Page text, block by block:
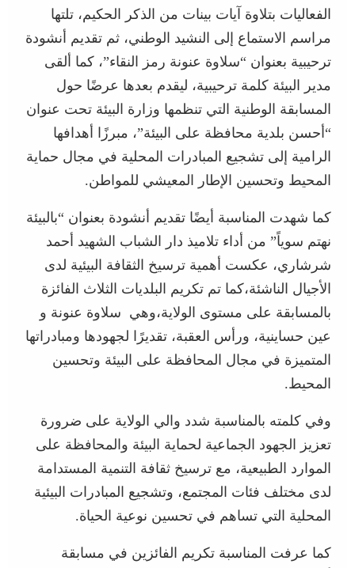
الفعاليات بتلاوة آيات بينات من الذكر الحكيم، تلتها
مراسم الاستماع إلى النشيد الوطني، ثم تقديم أنشودة
ترحيبية بعنوان “سلاوة عنونة رمز النقاء”، كما ألقى
مدير البيئة كلمة ترحيبية، ليقدم بعدها عرضًا حول
المسابقة الوطنية التي تنظمها وزارة البيئة تحت عنوان
“أحسن بلدية محافظة على البيئة”، مبرزًا أهدافها
الرامية إلى تشجيع المبادرات المحلية في مجال حماية
المحيط وتحسين الإطار المعيشي للمواطن.
كما شهدت المناسبة أيضًا تقديم أنشودة بعنوان “بالبيئة
نهتم سوياً” من أداء تلاميذ دار الشباب الشهيد أحمد
شرشاري، عكست أهمية ترسيخ الثقافة البيئية لدى
الأجيال الناشئة،كما تم تكريم البلديات الثلاث الفائزة
بالمسابقة على مستوى الولاية،وهي سلاوة عنونة و
عين حساينية، ورأس العقبة، تقديرًا لجهودها ومبادراتها
المتميزة في مجال المحافظة على البيئة وتحسين
المحيط.
وفي كلمته بالمناسبة شدد والي الولاية على ضرورة
تعزيز الجهود الجماعية لحماية البيئة والمحافظة على
الموارد الطبيعية، مع ترسيخ ثقافة التنمية المستدامة
لدى مختلف فئات المجتمع، وتشجيع المبادرات البيئية
المحلية التي تساهم في تحسين نوعية الحياة.
كما عرفت المناسبة تكريم الفائزين في مسابقة